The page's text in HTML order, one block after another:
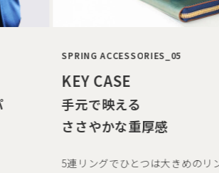
SPRING ACCESSORIES_05
KEY CASE
手元で映える
ささやかな重厚感
5連リングでひとつは大きめのリン